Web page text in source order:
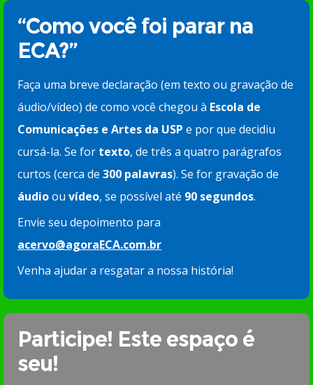
“Como você foi parar na
ECA?”
Faça uma breve declaração (em texto ou gravação de
áudio/vídeo) de como você chegou à Escola de
Comunicações e Artes da USP e por que decidiu
cursá-la. Se for texto, de três a quatro parágrafos
curtos (cerca de 300 palavras). Se for gravação de
áudioou vídeo, se possível até 90 segundos.
Envie seu depoimento para
acervo@agoraECA.com.br
Venha ajudar a resgatar a nossa história!
Participe! Este espaço é
seu!